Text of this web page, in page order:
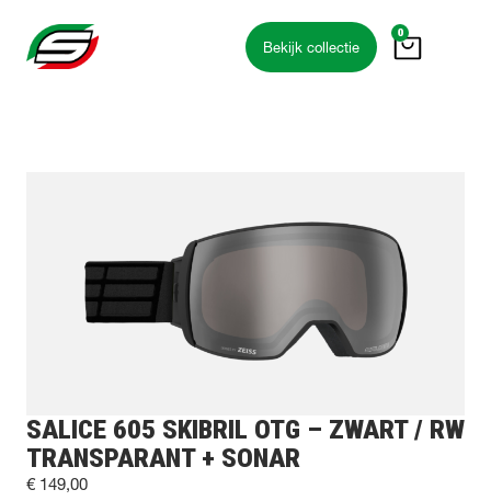
Bekijk collectie
0
SALICE 605 SKIBRIL OTG – ZWART / RW
TRANSPARANT + SONAR
€ 149,00